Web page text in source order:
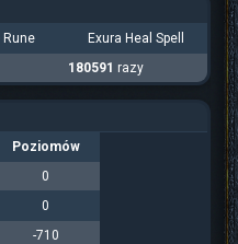
Rune
Exura Heal Spell
180591 razy
Poziomów
0
0
-710